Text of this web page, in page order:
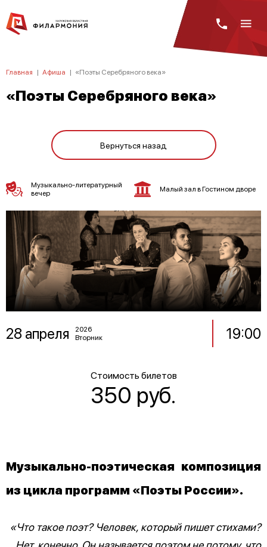
Главная | Афиша | «Поэты Серебряного века»
«Поэты Серебряного века»
Вернуться назад
28 апреля
2026
Вторник
19:00
Стоимость билетов
350 руб.
Музыкально-литературный
вечер
Малый зал в Гостином дворе
Музыкально-поэтическая композиция
из цикла программ «Поэты России».
«Что такое поэт? Человек, который пишет стихами?
Нет, конечно. Он называется поэтом не потому, что